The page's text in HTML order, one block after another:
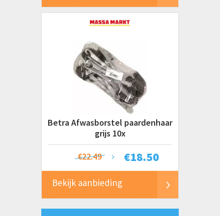
Betra Afwasborstel paardenhaar
grijs 10x
€18.50
€22.49
Bekijk aanbieding